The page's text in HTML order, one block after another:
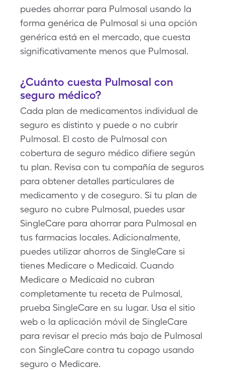
puedes ahorrar para Pulmosal usando la
forma genérica de Pulmosal si una opción
genérica está en el mercado, que cuesta
significativamente menos que Pulmosal.
¿Cuánto cuesta Pulmosal con
seguro médico?
Cada plan de medicamentos individual de
seguro es distinto y puede o no cubrir
Pulmosal. El costo de Pulmosal con
cobertura de seguro médico difiere según
tu plan. Revisa con tu compañía de seguros
para obtener detalles particulares de
medicamento y de coseguro. Si tu plan de
seguro no cubre Pulmosal, puedes usar
SingleCare para ahorrar para Pulmosal en
tus farmacias locales. Adicionalmente,
puedes utilizar ahorros de SingleCare si
tienes Medicare o Medicaid. Cuando
Medicare o Medicaid no cubran
completamente tu receta de Pulmosal,
prueba SingleCare en su lugar. Usa el sitio
web o la aplicación móvil de SingleCare
para revisar el precio más bajo de Pulmosal
con SingleCare contra tu copago usando
seguro o Medicare.